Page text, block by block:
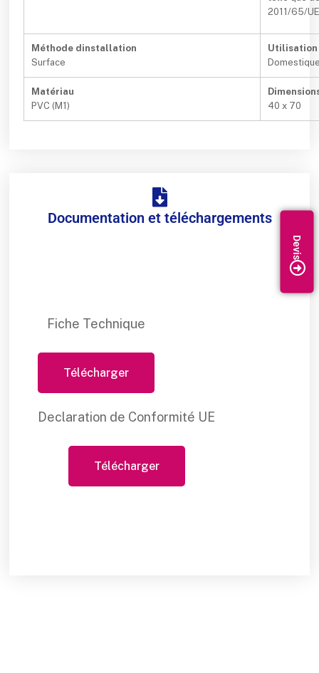
2011/65/
Méthode dinstallation
Surface
Utilisation
Matériau
PVC (M1)
40 x 70
Documentation et téléchargements
Fiche Technique
Télécharger
Declaration de Conformité UE
Télécharger